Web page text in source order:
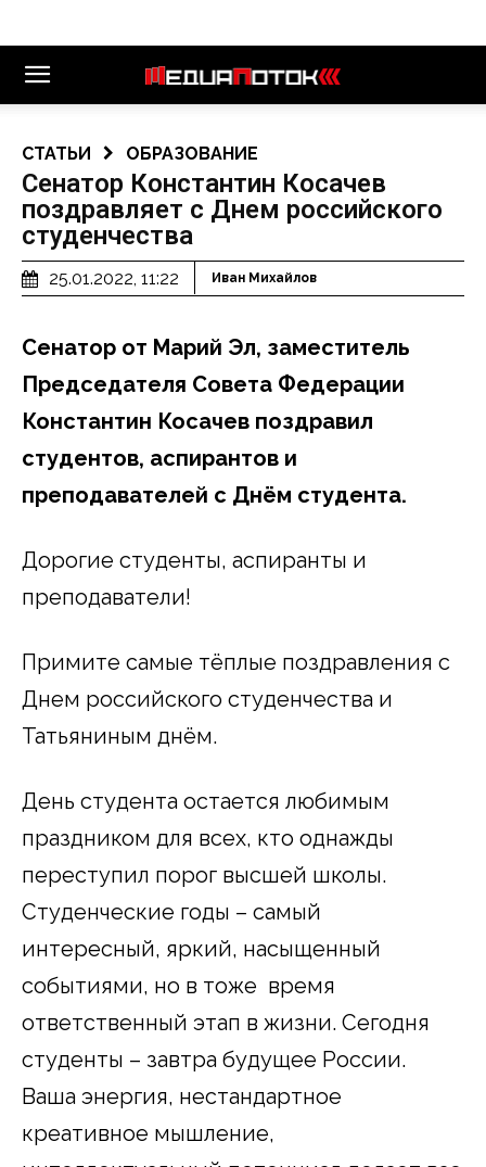
СТАТЬИ ОБРАЗОВАНИЕ
Сенатор Константин Косачев
поздравляет с Днем российского
студенчества
25.01.2022, 11:22 Иван Михайлов
Сенатор от Марий Эл, заместитель
Председателя Совета Федерации
Константин Косачев поздравил
студентов, аспирантов и
преподавателей с Днём студента.
Дорогие студенты, аспиранты и
преподаватели!
Примите самые тёплые поздравления с
Днем российского студенчества и
Татьяниным днём.
День студента остается любимым
праздником для всех, кто однажды
переступил порог высшей школы.
Студенческие годы – самый
интересный, яркий, насыщенный
событиями, но в тоже время
ответственный этап в жизни. Сегодня
студенты – завтра будущее России.
Ваша энергия, нестандартное
креативное мышление,